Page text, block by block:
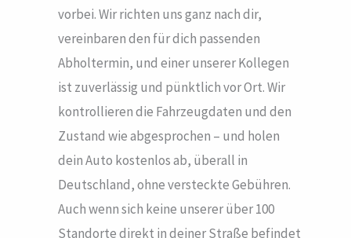
vorbei. Wir richten uns ganz nach dir,
vereinbaren den für dich passenden
Abholtermin, und einer unserer Kollegen
ist zuverlässig und pünktlich vor Ort. Wir
kontrollieren die Fahrzeugdaten und den
Zustand wie abgesprochen – und holen
dein Auto kostenlos ab, überall in
Deutschland, ohne versteckte Gebühren.
Auch wenn sich keine unserer über 100
Standorte direkt in deiner Straße befindet